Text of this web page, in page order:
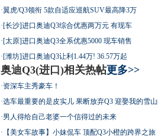
·翼虎/Q3领衔 5款自适应巡航SUV最高降3万
·[长沙]进口奥迪Q3综合优惠两万元 有现车
·[太原]进口奥迪Q3全系优惠5000 现车销售
·[潍坊]进口奥迪Q3让利1.44万! 36.57万起
奥迪Q3(进口)相关热帖更多>>
·资深车主秀豪车！
·选车最重要的是皮实儿 果断放弃Q3 迎娶我的雪
·男人得给自己老婆一个信得过的未来
· 【美女车故事】小妹侃车 顶配Q3小橙的跨界之旅